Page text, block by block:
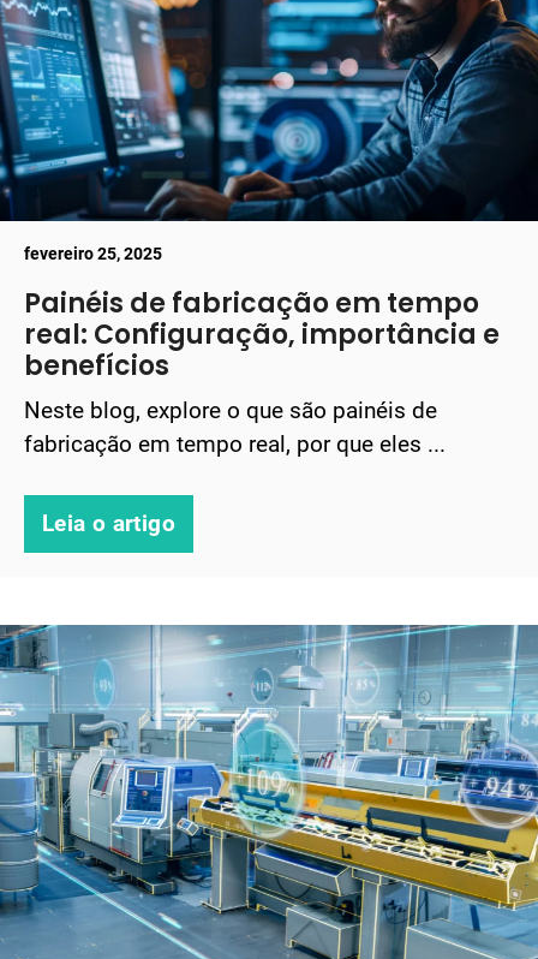
fevereiro 25, 2025
Painéis de fabricação em tempo
real: Configuração, importância e
benefícios
Neste blog, explore o que são painéis de
fabricação em tempo real, por que eles ...
Leia o artigo